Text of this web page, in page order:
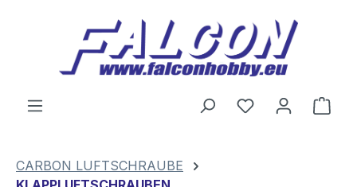
Zum Hauptinhalt springen
Du hast 0
CARBON LUFTSCHRAUBE